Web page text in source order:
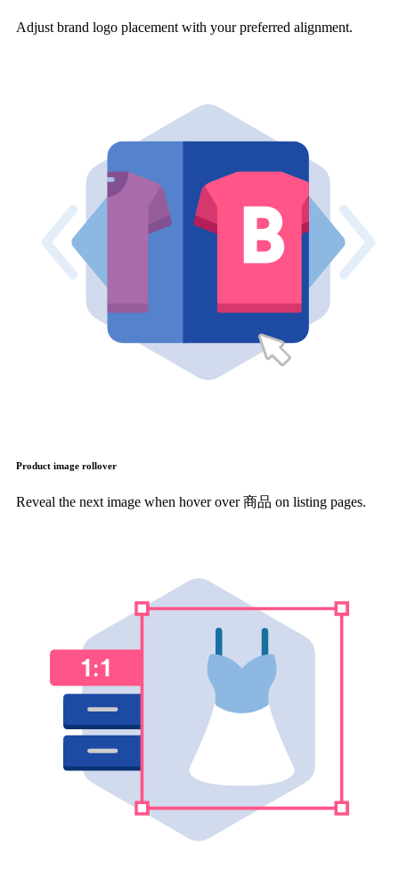
Adjust brand logo placement with your preferred alignment.
Product image rollover
Reveal the next image when hover over 商品 on listing pages.